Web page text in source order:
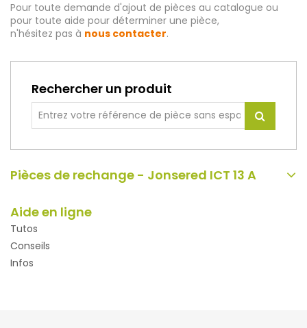
Pour toute demande d'ajout de pièces au catalogue ou
pour toute aide pour déterminer une pièce,
n'hésitez pas à nous contacter.
Rechercher un produit
Pièces de rechange - Jonsered ICT 13 A
Aide en ligne
Tutos
Conseils
Infos